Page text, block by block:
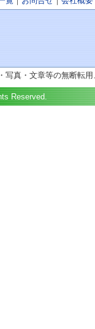
写真・文章等の無断転
Reserved.